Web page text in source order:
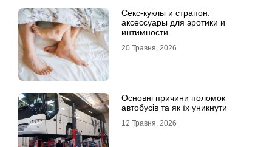
Секс-куклы и страпон:
аксессуары для эротики и
интимности
20 Травня, 2026
Основні причини поломок
автобусів та як їх уникнути
12 Травня, 2026